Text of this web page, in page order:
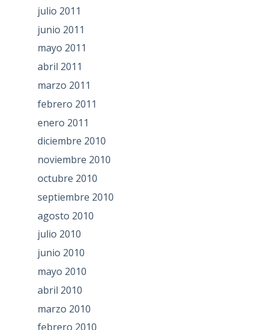
julio 2011
junio 2011
mayo 2011
abril 2011
marzo 2011
febrero 2011
enero 2011
diciembre 2010
noviembre 2010
octubre 2010
septiembre 2010
agosto 2010
julio 2010
junio 2010
mayo 2010
abril 2010
marzo 2010
febrero 2010